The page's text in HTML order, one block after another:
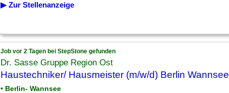
▶ Zur Stellenanzeige
Job vor 2 Tagen bei StepStone gefunden
Dr. Sasse Gruppe Region Ost
Haustechniker/ Hausmeister (m/w/d) Berlin Wannsee
• Berlin- Wannsee